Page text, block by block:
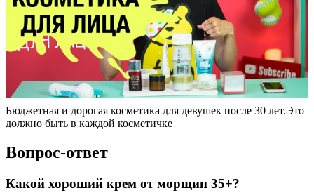
Бюджетная и дорогая косметика для девушек после 30 лет.Это
должно быть в каждой косметичке
Вопрос-ответ
Какой хороший крем от морщин 35+?